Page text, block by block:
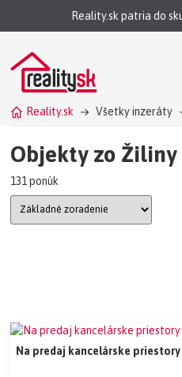
Reality.sk patria do
Reality.sk Všetky inzeráty
Objekty zo Žiliny
131 ponúk
Na predaj kancelárske